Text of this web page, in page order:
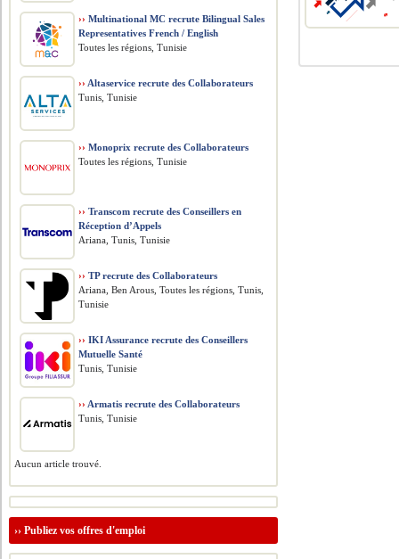
›› Multinational MC recrute Bilingual Sales
Representatives French / English
Toutes les régions, Tunisie
›› Altaservice recrute des Collaborateurs
Tunis, Tunisie
›› Monoprix recrute des Collaborateurs
Toutes les régions, Tunisie
›› Transcom recrute des Conseillers en
Réception d’Appels
Ariana, Tunis, Tunisie
›› TP recrute des Collaborateurs
Ariana, Ben Arous, Toutes les régions, Tunis,
Tunisie
›› IKI Assurance recrute des Conseillers
Mutuelle Santé
Tunis, Tunisie
›› Armatis recrute des Collaborateurs
Tunis, Tunisie
Aucun article trouvé.
››Publiez vos offres d'emploi